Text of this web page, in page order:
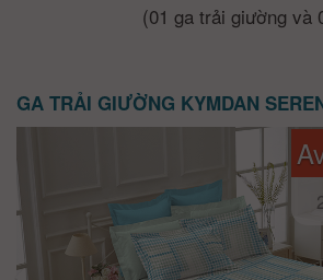
(01 ga trải giường và
GA TRẢI GIƯỜNG KYMDAN